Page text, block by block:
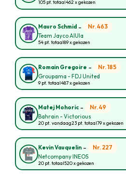
105 pt. totaal462 x gekozen
Mauro Schmid - Nr. 463
Team Jayco AlUla
54 pt. totaal89 x gekozen
Romain Gregoire - Nr. 185
Groupama - FDJ United
9 pt. totaal487 x gekozen
Matej Mohoric - Nr. 49
Bahrain - Victorious
20 pt. vandaag23 pt. totaal79 x gekozen
Kevin Vauquelin - Nr. 227
Netcompany INEOS
20 pt. totaal520 x gekozen